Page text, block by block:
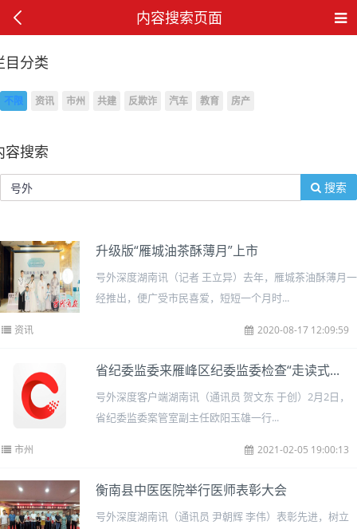
内容搜索页面
目分类
不限 资讯 市州 共建 反欺诈 汽车 教育 房产
容搜索
搜索
升级版“雁城油茶酥薄月”上市
号外深度湖南讯（记者 王立异）去年，雁城茶油酥薄月一
经推出，便广受市民喜爱，短短一个月时...
资讯 2020-08-17 12:09:59
​省纪委监委来雁峰区纪委监委检查“走读式...
号外深度客户端湖南讯（通讯员 贺文东 于创）2月2日，
省纪委监委案管室副主任欧阳玉雄一行...
市州 2021-02-05 19:00:13
衡南县中医医院举行医师表彰大会
号外深度湖南讯（通讯员 尹朝辉 李伟）表彰先进，树立